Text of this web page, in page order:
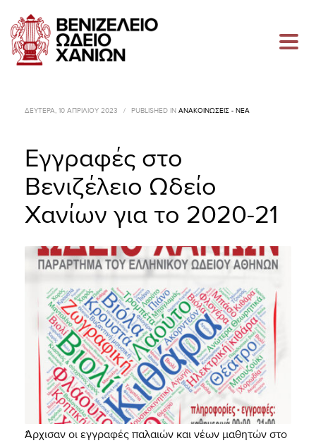
ΔΕΥΤΈΡΑ, 10 ΑΠΡΙΛΊΟΥ 2023 / PUBLISHED IN ΑΝΑΚΟΙΝΏΣΕΙΣ - ΝΈΑ
Εγγραφές στο
Βενιζέλειο Ωδείο
Χανίων για το 2020-21
Άρχισαν οι εγγραφές παλαιών και νέων μαθητών στο